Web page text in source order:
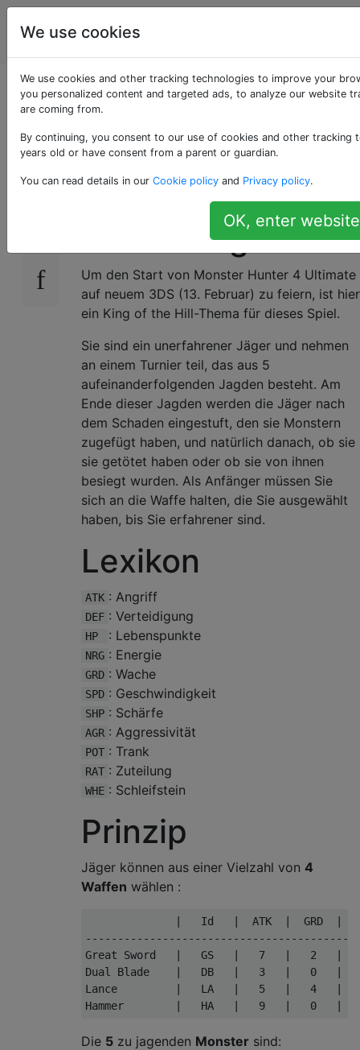
Programmierrätsel
& Code Golf
KOTH: Monster
Hunter
Aktualisierte Ergebnisse
Einführung
Um den Start von Monster Hunter 4 Ultimate
auf neuem 3DS (13. Februar) zu feiern, ist hier
ein King of the Hill-Thema für dieses Spiel.
Sie sind ein unerfahrener Jäger und nehmen
an einem Turnier teil, das aus 5
aufeinanderfolgenden Jagden besteht. Am
Ende dieser Jagden werden die Jäger nach
dem Schaden eingestuft, den sie Monstern
zugefügt haben, und natürlich danach, ob sie
sie getötet haben oder ob sie von ihnen
besiegt wurden. Als Anfänger müssen Sie
sich an die Waffe halten, die Sie ausgewählt
haben, bis Sie erfahrener sind.
Lexikon
ATK : Angriff
DEF : Verteidigung
HP : Lebenspunkte
NRG : Energie
GRD : Wache
SPD : Geschwindigkeit
SHP : Schärfe
AGR : Aggressivität
POT : Trank
RAT : Zuteilung
WHE : Schleifstein
Prinzip
Jäger können aus einer Vielzahl von 4
Waffen wählen :
|   Id   |  ATK  |  GRD  |
Great Sword   |   GS   |   7   |   2   |
Dual Blade    |   DB   |   3   |   0   |
Lance         |   LA   |   5   |   4   |
Die 5 zu jagenden Monster sind:
We use cookies
We use cookies and other tracking technologies to improve your
you personalized content and targeted ads, to analyze our website
are coming from.
By continuing, you consent to our use of cookies and other tracking
years old or have consent from a parent or guardian.
You can read details in our Cookie policy and Privacy policy.
OK, enter